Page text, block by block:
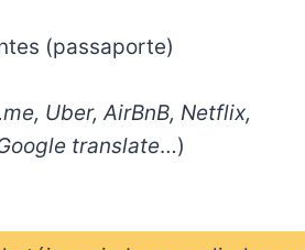
(passaporte)
Uber, AirBnB, Netflix,
translate…)